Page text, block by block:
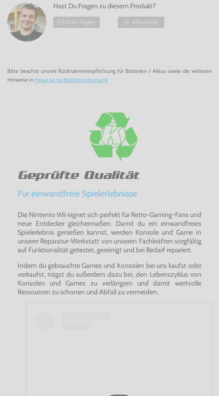
Hast Du Fragen zu diesem Produkt?
Chris fragen WhatsApp
Bitte beachte unsere Rücknahmeverpflichtung für Batterien / Akkus sowie die weiteren
Hinweise in Hinweise zur Batterieentsorgung
Geprüfte Qualität
Für einwandfreie Spielerlebnisse
Die Nintento Wii eignet sich perfekt für Retro-Gaming-Fans und
neue Entdecker gleichermaßen. Damit du ein einwandfreies
Spielerlebnis genießen kannst, werden Konsole und Game in
unserer Reparatur-Werkstatt von unseren Fachkräften sorgfältig
auf Funktionalität getestet, gereinigt und bei Bedarf repariert.
Indem du gebrauchte Games und Konsolen bei uns kaufst oder
verkaufst, trägst du außerdem dazu bei, den Lebenszyklus von
Konsolen und Games zu verlängern und damit wertvolle
Ressourcen zu schonen und Abfall zu vermeiden.